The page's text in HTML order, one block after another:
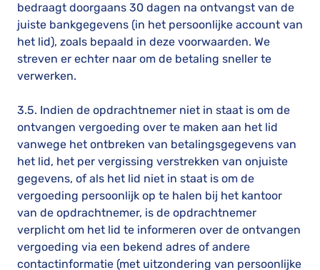
bedraagt doorgaans 30 dagen na ontvangst van de
juiste bankgegevens (in het persoonlijke account van
het lid), zoals bepaald in deze voorwaarden. We
streven er echter naar om de betaling sneller te
verwerken.
3.5. Indien de opdrachtnemer niet in staat is om de
ontvangen vergoeding over te maken aan het lid
vanwege het ontbreken van betalingsgegevens van
het lid, het per vergissing verstrekken van onjuiste
gegevens, of als het lid niet in staat is om de
vergoeding persoonlijk op te halen bij het kantoor
van de opdrachtnemer, is de opdrachtnemer
verplicht om het lid te informeren over de ontvangen
vergoeding via een bekend adres of andere
contactinformatie (met uitzondering van persoonlijke